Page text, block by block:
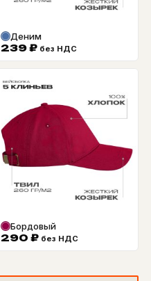
Деним
239₽ без НДС
Бордовый
290₽ без НДС